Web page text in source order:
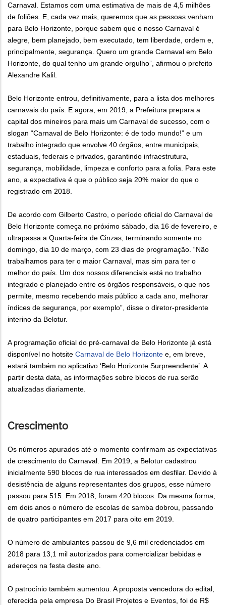
Carnaval. Estamos com uma estimativa de mais de 4,5 milhões
de foliões. E, cada vez mais, queremos que as pessoas venham
para Belo Horizonte, porque sabem que o nosso Carnaval é
alegre, bem planejado, bem executado, tem liberdade, ordem e,
principalmente, segurança. Quero um grande Carnaval em Belo
Horizonte, do qual tenho um grande orgulho”, afirmou o prefeito
Alexandre Kalil.
Belo Horizonte entrou, definitivamente, para a lista dos melhores
carnavais do país. E agora, em 2019, a Prefeitura prepara a
capital dos mineiros para mais um Carnaval de sucesso, com o
slogan “Carnaval de Belo Horizonte: é de todo mundo!” e um
trabalho integrado que envolve 40 órgãos, entre municipais,
estaduais, federais e privados, garantindo infraestrutura,
segurança, mobilidade, limpeza e conforto para a folia. Para este
ano, a expectativa é que o público seja 20% maior do que o
registrado em 2018.
De acordo com Gilberto Castro, o período oficial do Carnaval de
Belo Horizonte começa no próximo sábado, dia 16 de fevereiro, e
ultrapassa a Quarta-feira de Cinzas, terminando somente no
domingo, dia 10 de março, com 23 dias de programação. “Não
trabalhamos para ter o maior Carnaval, mas sim para ter o
melhor do país. Um dos nossos diferenciais está no trabalho
integrado e planejado entre os órgãos responsáveis, o que nos
permite, mesmo recebendo mais público a cada ano, melhorar
índices de segurança, por exemplo”, disse o diretor-presidente
interino da Belotur.
A programação oficial do pré-carnaval de Belo Horizonte já está
disponível no hotsite Carnaval de Belo Horizonte e, em breve,
estará também no aplicativo ‘Belo Horizonte Surpreendente’. A
partir desta data, as informações sobre blocos de rua serão
atualizadas diariamente.
Crescimento
Os números apurados até o momento confirmam as expectativas
de crescimento do Carnaval. Em 2019, a Belotur cadastrou
inicialmente 590 blocos de rua interessados em desfilar. Devido à
desistência de alguns representantes dos grupos, esse número
passou para 515. Em 2018, foram 420 blocos. Da mesma forma,
em dois anos o número de escolas de samba dobrou, passando
de quatro participantes em 2017 para oito em 2019.
O número de ambulantes passou de 9,6 mil credenciados em
2018 para 13,1 mil autorizados para comercializar bebidas e
adereços na festa deste ano.
O patrocínio também aumentou. A proposta vencedora do edital,
oferecida pela empresa Do Brasil Projetos e Eventos, foi de R$